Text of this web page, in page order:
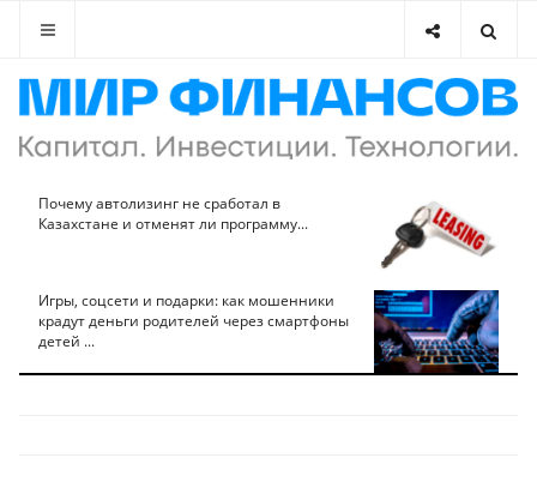
Почему автолизинг не сработал в
Казахстане и отменят ли программу...
Игры, соцсети и подарки: как мошенники
крадут деньги родителей через смартфоны
детей ...